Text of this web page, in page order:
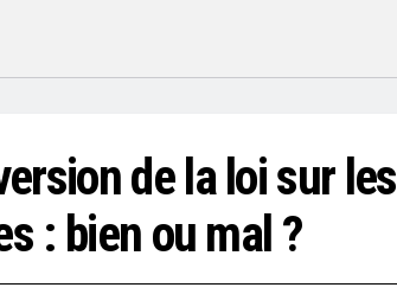
de la loi sur les
: bien ou mal ?